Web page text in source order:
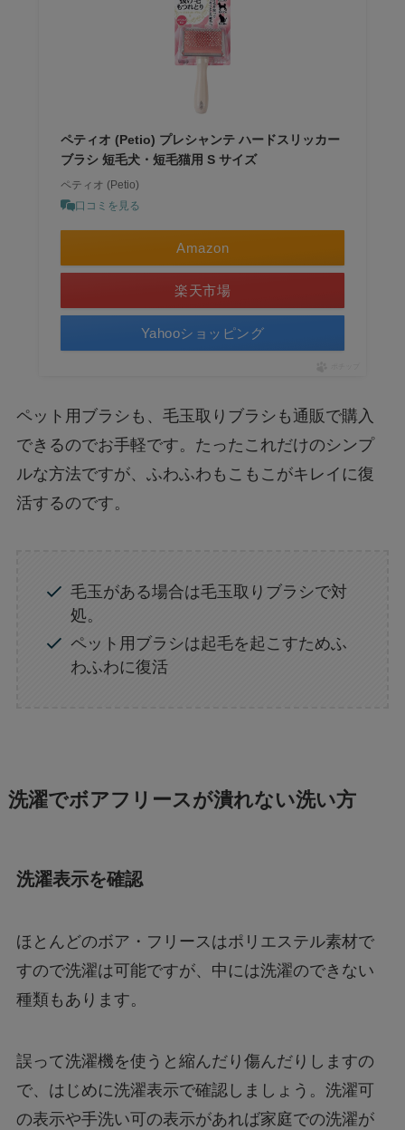
ペティオ (Petio) プレシャンテ ハードスリッカー
ブラシ 短毛犬・短毛猫用 S サイズ
ペティオ (Petio)
口コミを見る
Amazon
楽天市場
Yahooショッピング
ペット用ブラシも、毛玉取りブラシも通販で購入
できるのでお手軽です。たったこれだけのシンプ
ルな方法ですが、ふわふわもこもこがキレイに復
活するのです。
毛玉がある場合は毛玉取りブラシで対
処。
ペット用ブラシは起毛を起こすためふ
わふわに復活
洗濯でボアフリースが潰れない洗い方
洗濯表示を確認
ほとんどのボア・フリースはポリエステル素材で
すので洗濯は可能ですが、中には洗濯のできない
種類もあります。
誤って洗濯機を使うと縮んだり傷んだりしますの
で、はじめに洗濯表示で確認しましょう。洗濯可
の表示や手洗い可の表示があれば家庭での洗濯が